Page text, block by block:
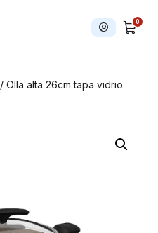
Iniciar
0
/ Olla alta 26cm tapa vidrio